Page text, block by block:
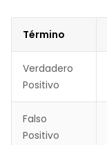
Término
Verdadero
Positivo
Falso
Positivo